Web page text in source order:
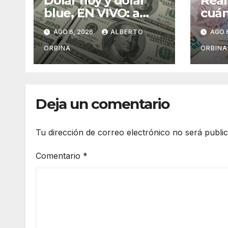
blue, EN VIVO: a
cuánto cotiza el
oficial y cuál es el
precio del paralelo
este jueves 6 de
AGO 6, 2026 ALBERTO
ORBINA
deAGO
ORBINA
Deja un comentario
Tu dirección de correo electrónico no será
Comentario *